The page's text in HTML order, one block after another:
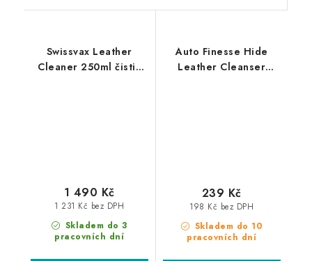
Swissvax Leather
Cleaner 250ml čistič
Skladem do 3
pracovních dní
1 231 Kč bez DPH
1 490 Kč
Auto Finesse Hide
Leather Cleanser
Skladem do 10
pracovních dní
198 Kč bez DPH
239 Kč